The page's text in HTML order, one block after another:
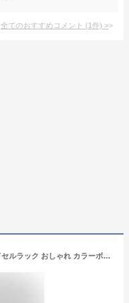
全てのおすすめコメント (1件) >
ランドセル 収納 ラック スリム ランドセルラック おしゃれ カラーボックス A4 収納棚 本棚 幅35 奥行き30 高さ35 木製 収納ボックス キッズ 子供部屋 おもちゃ 絵本 ホワイト/オーク/ウォールナット 【組立品/完成品が選べる】 LRA001163